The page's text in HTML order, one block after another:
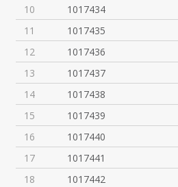
10 1017434
11 1017435
12 1017436
13 1017437
14 1017438
15 1017439
16 1017440
17 1017441
18 1017442